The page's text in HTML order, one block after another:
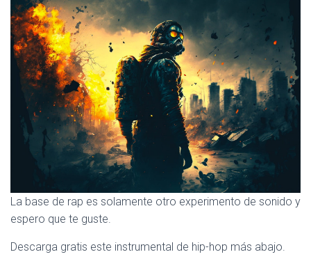
La base de rap es solamente otro experimento de sonido y
espero que te guste.
Descarga gratis este instrumental de hip-hop más abajo.